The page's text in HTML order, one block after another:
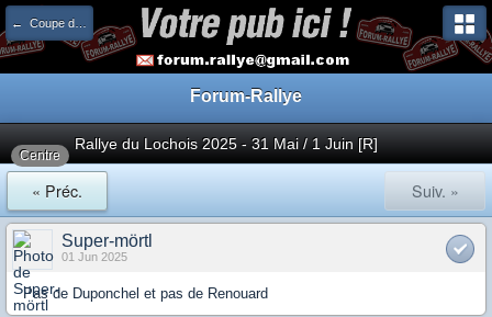
← Coupe de France
Forum-Rallye
Centre
Rallye du Lochois 2025 - 31 Mai / 1 Juin [R]
« Préc. Suiv. »
Super-mörtl
01 Jun 2025
Pas de Duponchel et pas de Renouard